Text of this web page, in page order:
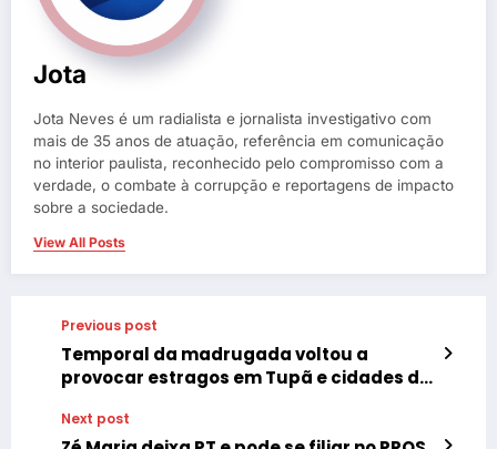
Jota
Jota Neves é um radialista e jornalista investigativo com
mais de 35 anos de atuação, referência em comunicação
no interior paulista, reconhecido pelo compromisso com a
verdade, o combate à corrupção e reportagens de impacto
sobre a sociedade.
View All Posts
Previous post
Temporal da madrugada voltou a
provocar estragos em Tupã e cidades do
Next post